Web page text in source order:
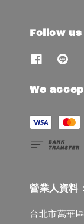
Follow us
We
營業人資料
台北市萬華